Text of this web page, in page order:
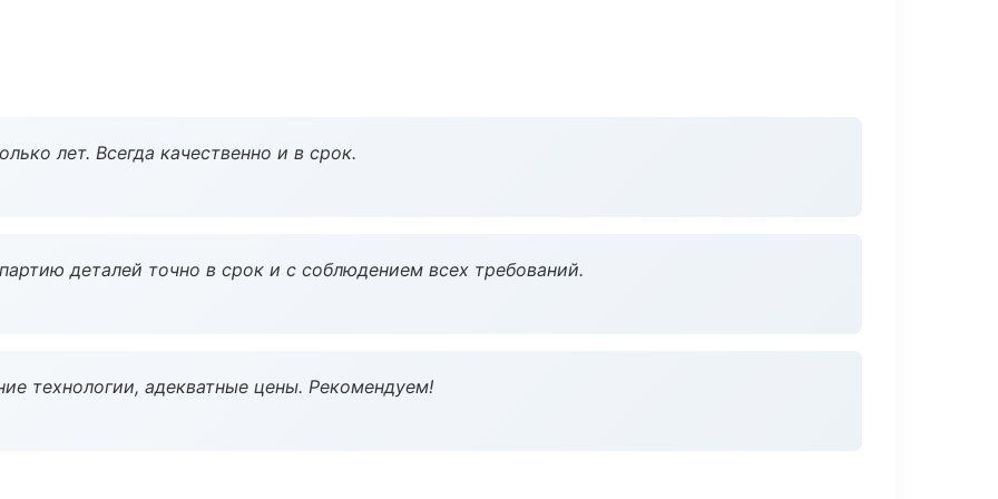
лет. Всегда качественно и в срок.
деталей точно в срок и с соблюдением всех требований.
технологии, адекватные цены. Рекомендуем!